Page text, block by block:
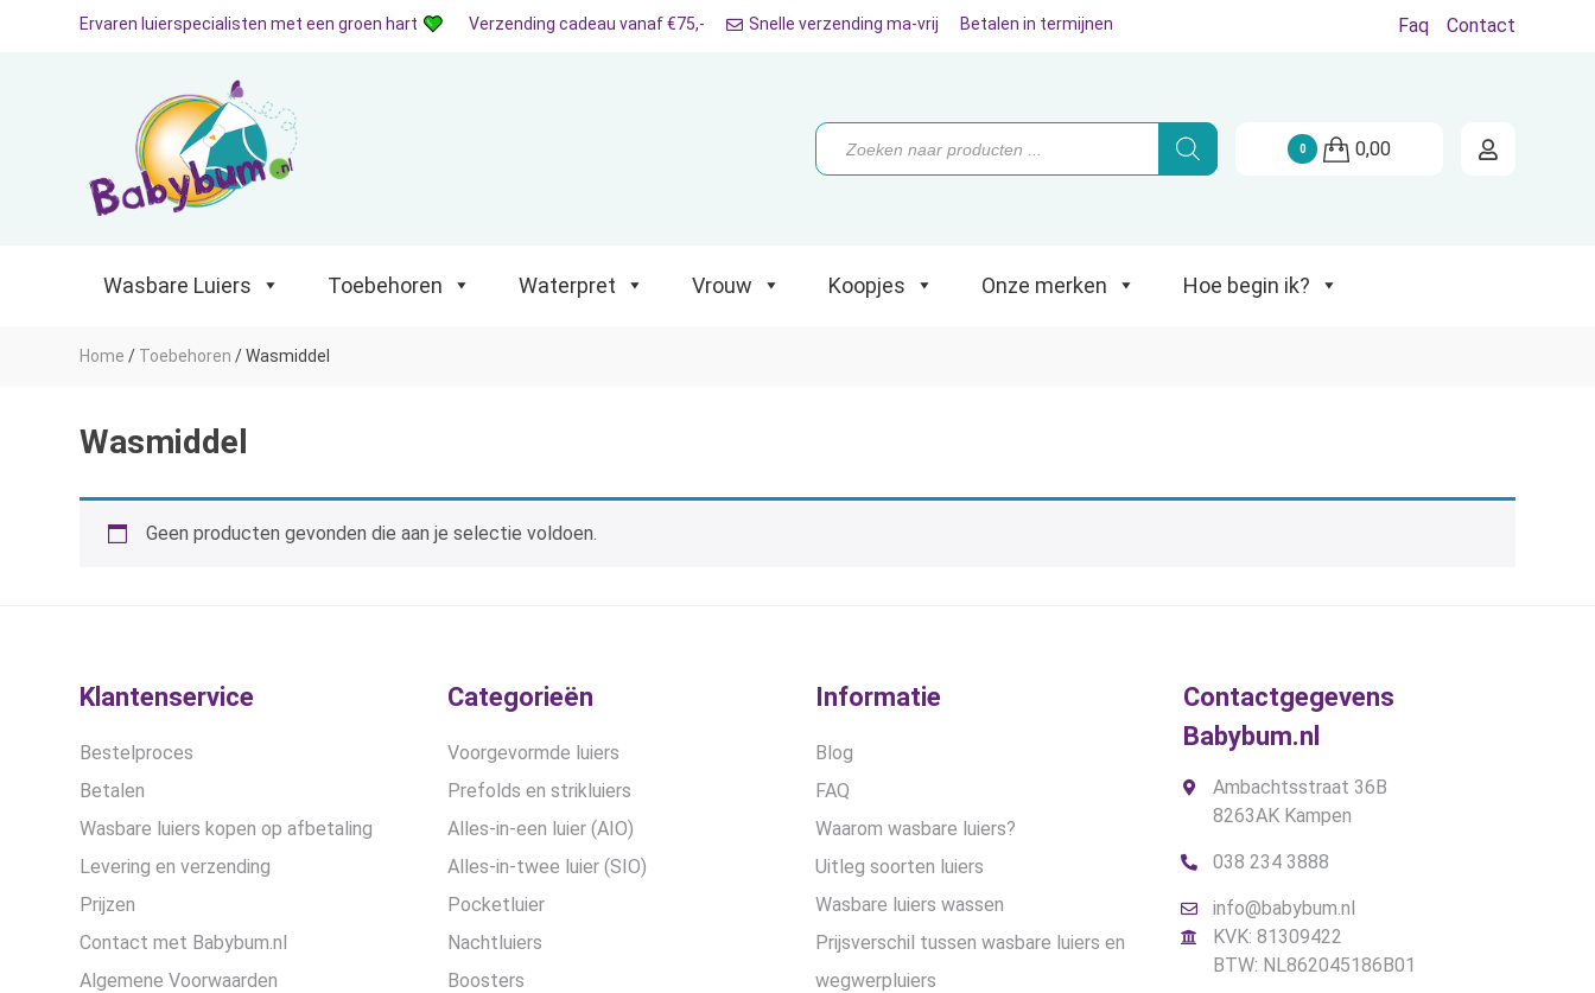
Wasbare Luiers Toebehoren Koopjes Onze merken Hoe begin ik?
Ervaren luierspecialisten met een groen hart Verzending cadeau vanaf €75,- Snelle verzending ma-vrij Betalen in termijnen Faq Contact
Producten
zoeken
0 0,00
Wasbare Luiers Toebehoren Waterpret Vrouw Koopjes Onze merken Hoe begin ik?
Home / Toebehoren /Wasmiddel
Wasmiddel
Geen producten gevonden die aan je selectie voldoen.
Klantenservice
Bestelproces
Betalen
Wasbare luiers kopen op afbetaling
Levering en verzending
Prijzen
Contact met Babybum.nl
Algemene Voorwaarden
Categorieën
Voorgevormde luiers
Prefolds en strikluiers
Alles-in-een luier (AIO)
Alles-in-twee luier (SIO)
Pocketluier
Nachtluiers
Boosters
Informatie
Blog
FAQ
Waarom wasbare luiers?
Uitleg soorten luiers
Wasbare luiers wassen
Prijsverschil tussen wasbare luiers en
wegwerpluiers
Contactgegevens
Babybum.nl
Ambachtsstraat 36B
8263AK Kampen
038 234 3888
info@babybum.nl
KVK: 81309422
BTW: NL862045186B01